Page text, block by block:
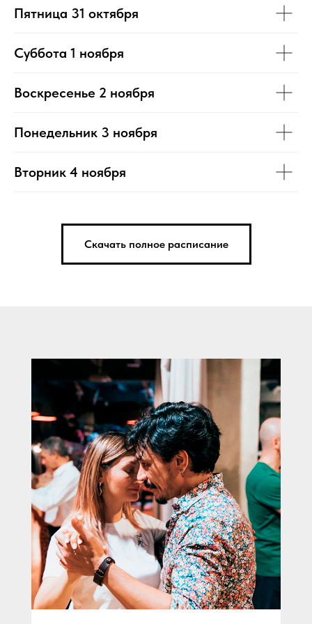
Пятница 31 октября
Суббота 1 ноября
Воскресенье 2 ноября
Понедельник 3 ноября
Вторник 4 ноября
Скачать полное расписание